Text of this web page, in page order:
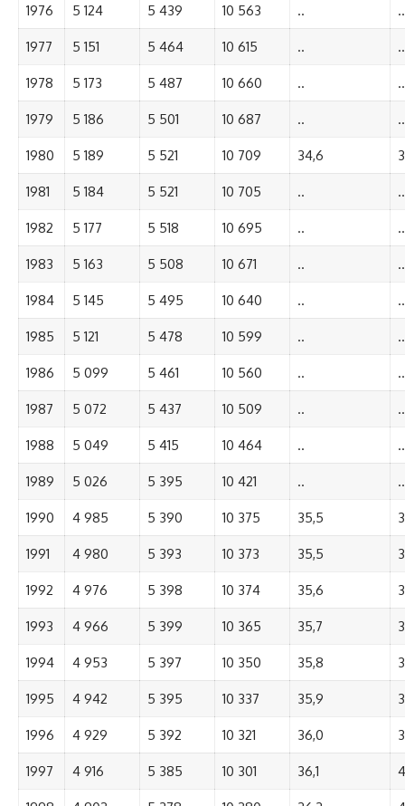
1976 5 124 5 439 10 563 .. ..
1977 5 151 5 464 10 615 .. ..
1978 5 173 5 487 10 660 .. ..
1979 5 186 5 501 10 687 .. ..
1980 5 189 5 521 10 709 34,6
1981 5 184 5 521 10 705 .. ..
1982 5 177 5 518 10 695 .. ..
1983 5 163 5 508 10 671 .. ..
1984 5 145 5 495 10 640 .. ..
1985 5 121 5 478 10 599 .. ..
1986 5 099 5 461 10 560 .. ..
1987 5 072 5 437 10 509 .. ..
1988 5 049 5 415 10 464 .. ..
1989 5 026 5 395 10 421 .. ..
1990 4 985 5 390 10 375 35,5
1991 4 980 5 393 10 373 35,5
1992 4 976 5 398 10 374 35,6
1993 4 966 5 399 10 365 35,7
1994 4 953 5 397 10 350 35,8
1995 4 942 5 395 10 337 35,9
1996 4 929 5 392 10 321 36,0
1997 4 916 5 385 10 301 36,1